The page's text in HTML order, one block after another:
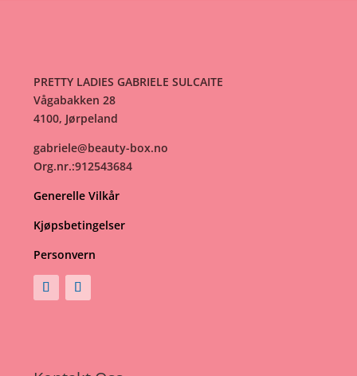
PRETTY LADIES GABRIELE SULCAITE
Vågabakken 28
4100, Jørpeland
gabriele@beauty-box.no
Org.nr.:912543684
Generelle Vilkår
Kjøpsbetingelser
Personvern